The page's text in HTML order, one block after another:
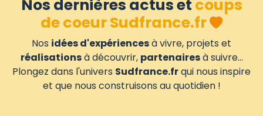
Nos dernières actus et coups
de coeur Sudfrance.fr
Nos idées d'expériencesà vivre, projets et
réalisationsà découvrir, partenairesà suivre...
Plongez dans l'univers Sudfrance.frqui nous inspire
et que nous construisons au quotidien !